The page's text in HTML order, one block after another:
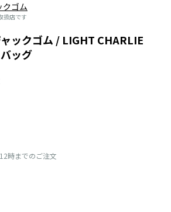
クゴム
扱店です
ックゴム / LIGHT CHARLIE
ッグ
時までのご注文